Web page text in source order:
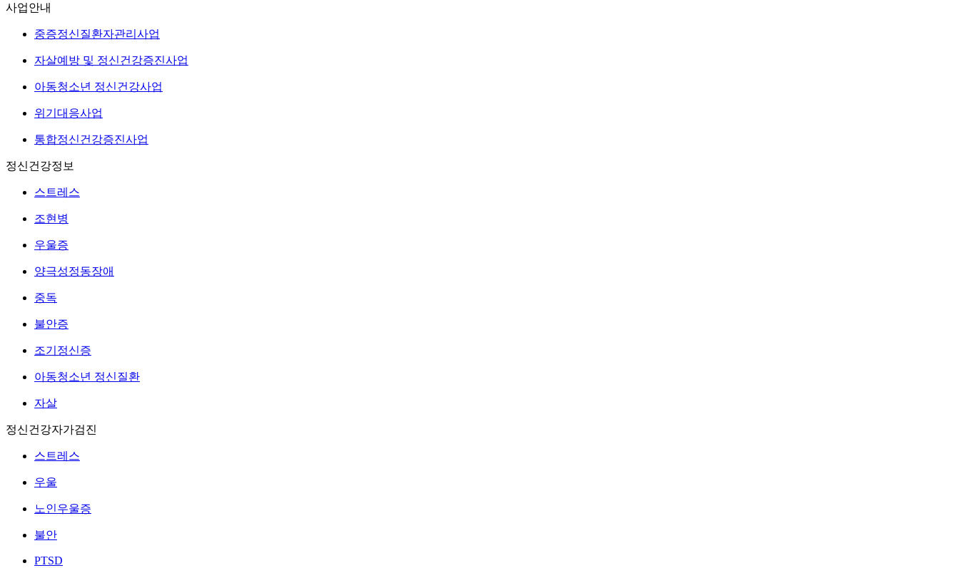
사업안내
중증정신질환자관리사업
자살예방 및 정신건강증진사업
아동청소년 정신건강사업
위기대응사업
통합정신건강증진사업
정신건강정보
스트레스
조현병
우울증
양극성정동장애
중독
불안증
조기정신증
아동청소년 정신질환
자살
정신건강자가검진
스트레스
우울
노인우울증
불안
PTSD